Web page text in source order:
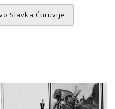
Slavka Ćuruvije